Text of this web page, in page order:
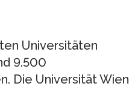
Universitäten
9.500
Die Universität Wien